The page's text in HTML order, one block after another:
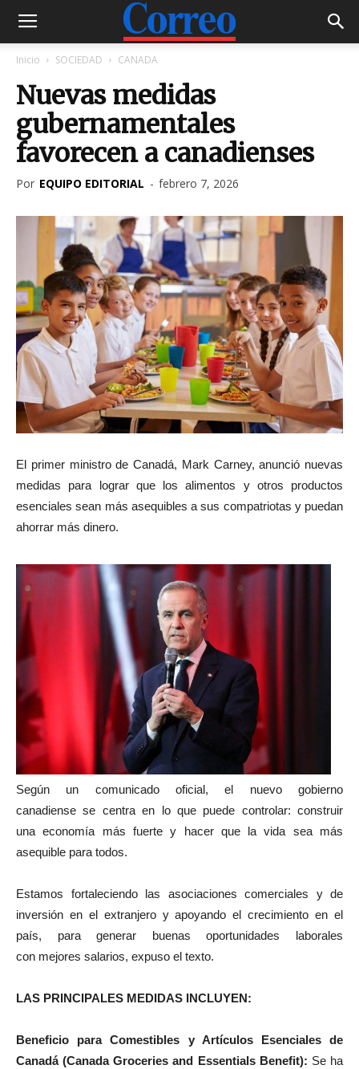
Inicio SOCIEDAD CANADA
Nuevas medidas
gubernamentales
favorecen a canadienses
Por EQUIPO EDITORIAL - febrero 7, 2026
El primer ministro de Canadá, Mark Carney, anunció nuevas
medidas para lograr que los alimentos y otros productos
esenciales sean más asequibles a sus compatriotas y puedan
ahorrar más dinero.
Según un comunicado oficial, el nuevo gobierno
canadiense se centra en lo que puede controlar: construir
una economía más fuerte y hacer que la vida sea más
asequible para todos.
Estamos fortaleciendo las asociaciones comerciales y de
inversión en el extranjero y apoyando el crecimiento en el
país, para generar buenas oportunidades laborales
con mejores salarios, expuso el texto.
LAS PRINCIPALES MEDIDAS INCLUYEN:
Beneficio para Comestibles y Artículos Esenciales de
Canadá (Canada Groceries and Essentials Benefit): Se ha